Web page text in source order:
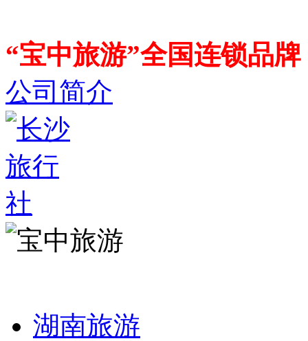
“宝中旅游”全国连锁品
公司简介
湖南旅游